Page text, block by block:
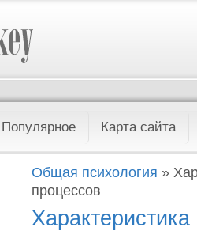
Популярное Карта сайта
Общая психология »
процессов